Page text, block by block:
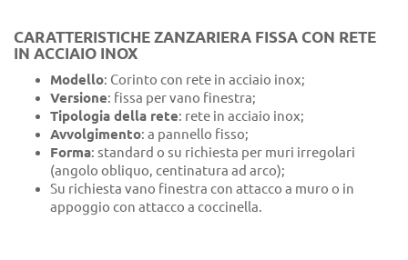
CARATTERISTICHE ZANZARIERA FISSA CON RETE
IN ACCIAIO INOX
Modello: Corinto con rete in acciaio inox;
Versione: fissa per vano finestra;
Tipologia della rete: rete in acciaio inox;
Avvolgimento: a pannello fisso;
Forma: standard o su richiesta per muri irregolari
(angolo obliquo, centinatura ad arco);
Su richiesta vano finestra con attacco a muro o in
appoggio con attacco a coccinella.